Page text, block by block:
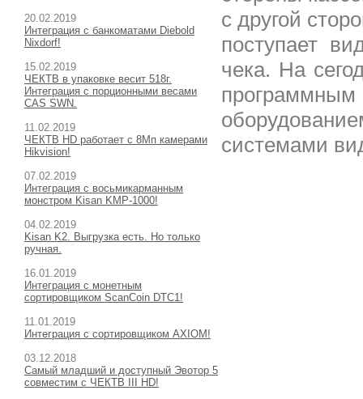
20.02.2019
Интеграция с банкоматами Diebold
Nixdorf!
15.02.2019
ЧЕКТВ в упаковке весит 518г.
Интеграция с порционными весами
CAS SWN.
11 .02.2019
ЧЕКТВ HD работает с 8Мп камерами
Hikvision!
07.02.2019
Интеграция с восьмикарманным
монстром Kisan KMP-1000!
04.02.2019
Kisan K2. Выгрузка есть. Но только
ручная.
16.01.2019
Интеграция с монетным
сортировщиком ScanCoin DTC1!
11.01.2019
Интеграция с сортировщиком AXIOM!
03.12.2018
Самый младший и доступный Эвотор 5
совместим с ЧЕКТВ III HD!
с другой
поступает
чека. На
системами